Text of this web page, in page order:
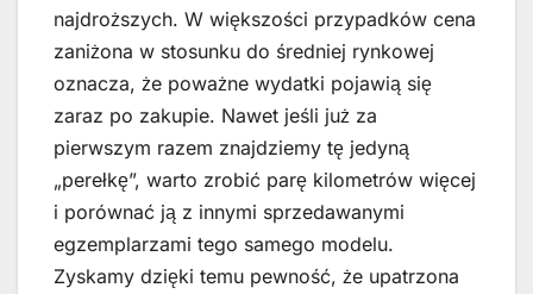
najdroższych. W większości przypadków cena
zaniżona w stosunku do średniej rynkowej
oznacza, że poważne wydatki pojawią się
zaraz po zakupie. Nawet jeśli już za
pierwszym razem znajdziemy tę jedyną
„perełkę”, warto zrobić parę kilometrów więcej
i porównać ją z innymi sprzedawanymi
egzemplarzami tego samego modelu.
Zyskamy dzięki temu pewność, że upatrzona